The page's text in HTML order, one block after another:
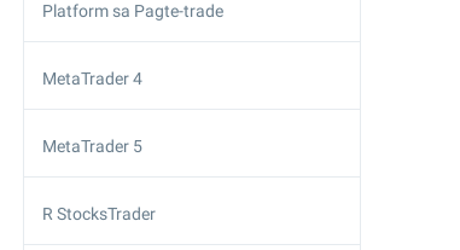
Platform sa Pagte-trade
MetaTrader 4
MetaTrader 5
R StocksTrader